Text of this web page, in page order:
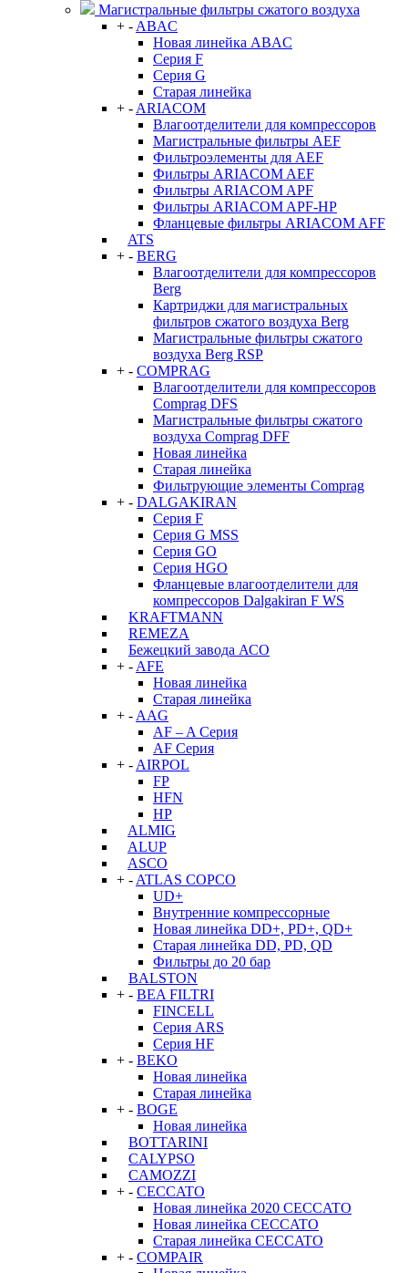
Магистральные фильтры сжатого воздуха
+ - ABAC
Новая линейка ABAC
Серия F
Серия G
Старая линейка
+ - ARIACOM
Влагоотделители для компрессоров
Магистральные фильтры AEF
Фильтроэлементы для AEF
Фильтры ARIACOM AEF
Фильтры ARIACOM APF
Фильтры ARIACOM APF-HP
Фланцевые фильтры ARIACOM AFF
ATS
+ - BERG
Влагоотделители для компрессоров
Berg
Картриджи для магистральных
фильтров сжатого воздуха Berg
Магистральные фильтры сжатого
воздуха Berg RSP
+ - COMPRAG
Влагоотделители для компрессоров
Comprag DFS
Магистральные фильтры сжатого
воздуха Comprag DFF
Новая линейка
Старая линейка
Фильтрующие элементы Comprag
+ - DALGAKIRAN
Серия F
Серия G MSS
Серия GO
Серия HGO
Фланцевые влагоотделители для
компрессоров Dalgakiran F WS
KRAFTMANN
REMEZA
Бежецкий завода АСО
+ - AFE
Новая линейка
Старая линейка
+ - AAG
AF – A Серия
AF Серия
+ - AIRPOL
FP
HFN
HP
ALMIG
ALUP
ASCO
+ - ATLAS COPCO
UD+
Внутренние компрессорные
Новая линейка DD+, PD+, QD+
Старая линейка DD, PD, QD
Фильтры до 20 бар
BALSTON
+ - BEA FILTRI
FINCELL
Серия ARS
Серия HF
+ - BEKO
Новая линейка
Старая линейка
+ - BOGE
Новая линейка
BOTTARINI
CALYPSO
CAMOZZI
+ - CECCATO
Новая линейка 2020 CECCATO
Новая линейка CECCATO
Старая линейка CECCATO
+ - COMPAIR